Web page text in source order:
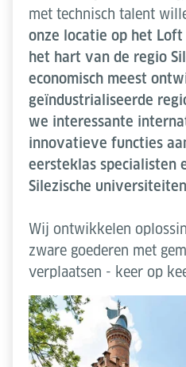
met technisch talent
onze locatie op het
het hart van de regio
economisch meest
geïndustrialiseerde
we interessante
innovatieve functies
eersteklas specialisten
Silezische
Wij ontwikkelen
zware goederen met
verplaatsen - keer op